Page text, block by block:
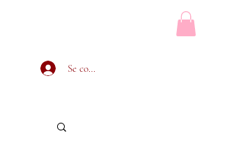
Se connecter